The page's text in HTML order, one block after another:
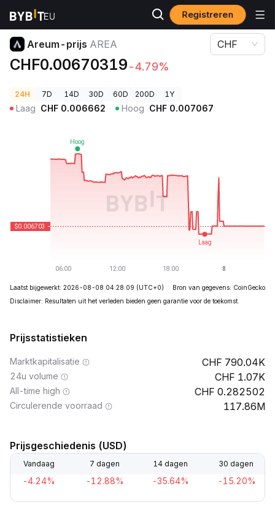
Registreren
Cryptoprijzen
Areum-prijs AREA
CHF0.00670319-4.79%
CHF
24H 7D 14D 30D 60D 200D 1Y
Laag CHF 0.006662 Hoog CHF 0.007067
Laatst bijgewerkt: 2026-08-08 04:28:09 (UTC+0)
Bron van gegevens: CoinGecko
Disclaimer: Resultaten uit het verleden bieden geen garantie voor de toekomst.
Prijsstatistieken
Marktkapitalisatie 790.04K
24u volume 1.07K
All-time high 0.282502
Circulerende voorraad 117.86M
Prijsgeschiedenis (USD)
Vandaag 7 dagen 14 dagen 30 dagen
-4.24% -12.88% -35.64% -15.20%